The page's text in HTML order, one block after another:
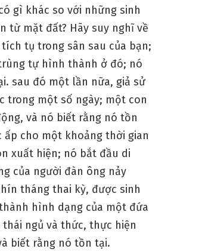
gì khác so với những sinh
từ mặt đất? Hãy suy nghĩ về
tụ trong sân sau của bạn;
tự hình thành ở đó; nó
sau đó một lần nữa, giả sử
trong một số ngày; một con
và nó biết rằng nó tồn
cho một khoảng thời gian
xuất hiện; nó bắt đầu di
của người đàn ông nảy
tháng thai kỳ, được sinh
hình dạng của một đứa
ngủ và thức, thực hiện
biết rằng nó tồn tại.